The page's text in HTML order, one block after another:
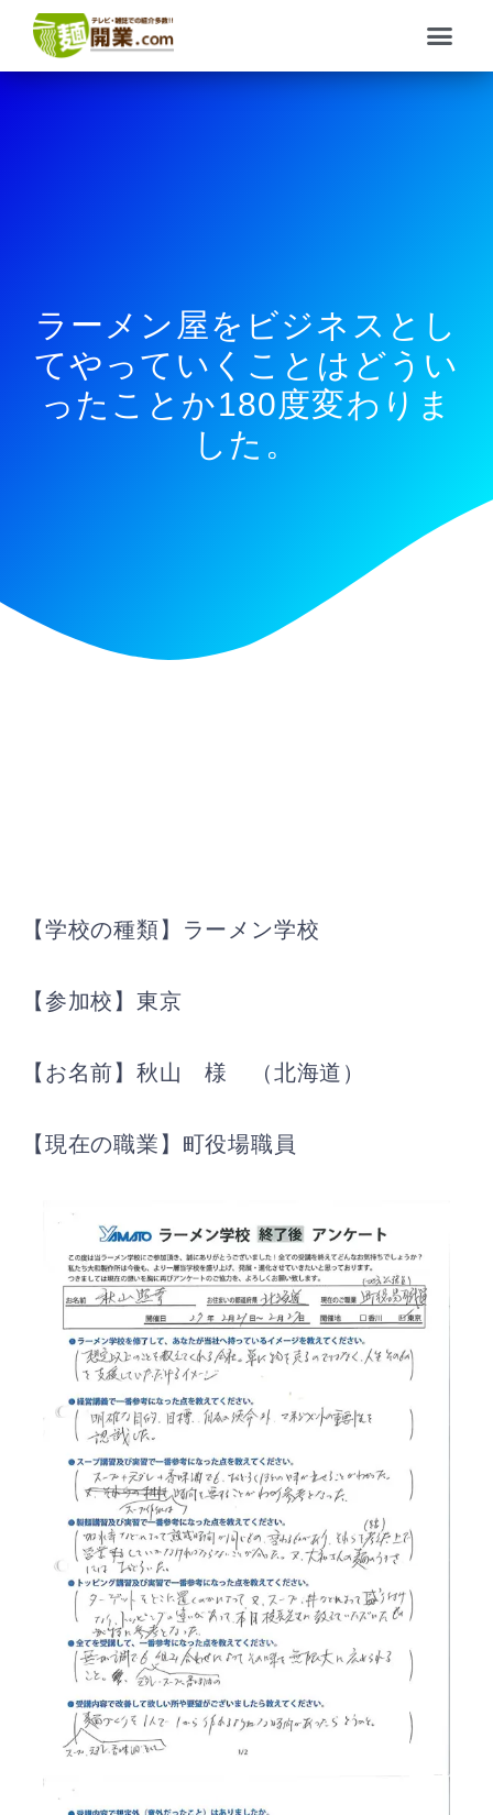
メ
ニ
ュ
ラーメン屋をビジネスとし
てやっていくことはどうい
ったことか180度変わりま
した。
【学校の種類】ラーメン学校
【参加校】東京
【お名前】秋山 様 （北海道）
【現在の職業】町役場職員